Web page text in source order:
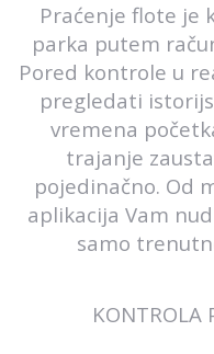
Praćenje flote je
parka putem
Pored kontrole u
pregledati
vremena
trajanje
pojedinačno. Od
aplikacija Vam
samo
KONTROLA